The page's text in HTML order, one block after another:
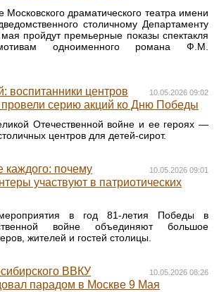
Московского драматического театра имени
столичному Департаменту
пройдут премьерные показы спектакля
одноименного романа Ф.М.
10.05.2026 09:02
воспитанники центров
провели серию акций ко Дню Победы
Отечественной войне и ее героях —
центров для детей-сирот.
10.05.2026 09:01
каждого: почему
участвуют в патриотических
мероприятия в год 81-летия Победы в
войне объединяют большое
жителей и гостей столицы.
10.05.2026 08:26
ВВКУ
парадом в Москве 9 Мая